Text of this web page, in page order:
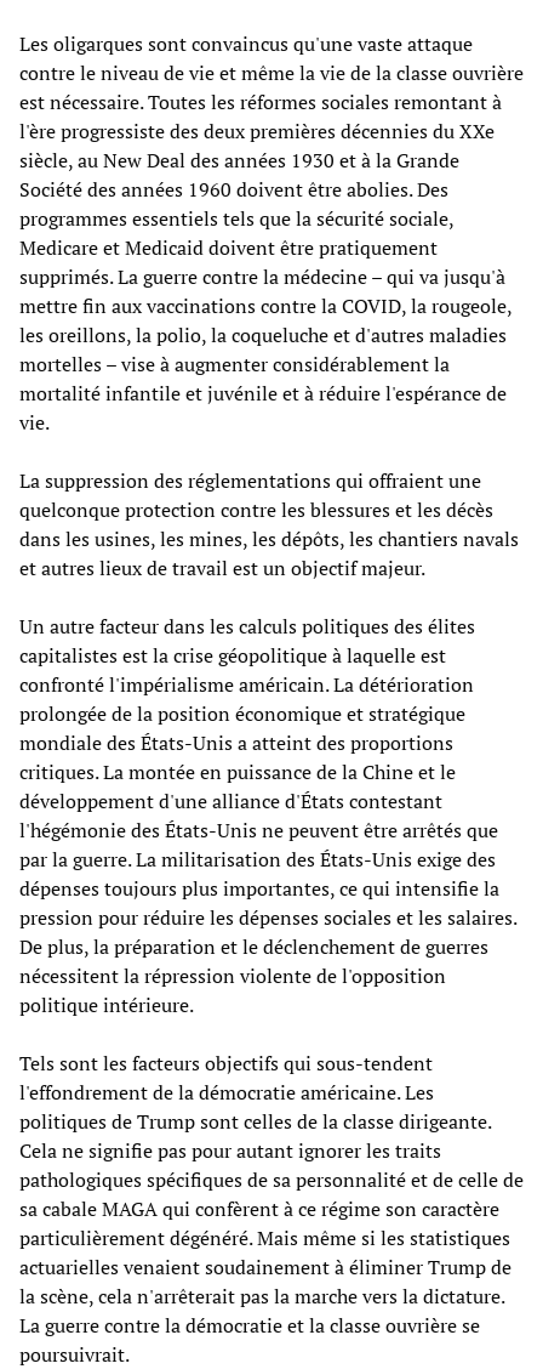
Les oligarques sont convaincus qu'une vaste attaque
contre le niveau de vie et même la vie de la classe ouvrière
est nécessaire. Toutes les réformes sociales remontant à
l'ère progressiste des deux premières décennies du XXe
siècle, au New Deal des années 1930 et à la Grande
Société des années 1960 doivent être abolies. Des
programmes essentiels tels que la sécurité sociale,
Medicare et Medicaid doivent être pratiquement
supprimés. La guerre contre la médecine – qui va jusqu'à
mettre fin aux vaccinations contre la COVID, la rougeole,
les oreillons, la polio, la coqueluche et d'autres maladies
mortelles – vise à augmenter considérablement la
mortalité infantile et juvénile et à réduire l'espérance de
vie.
La suppression des réglementations qui offraient une
quelconque protection contre les blessures et les décès
dans les usines, les mines, les dépôts, les chantiers navals
et autres lieux de travail est un objectif majeur.
Un autre facteur dans les calculs politiques des élites
capitalistes est la crise géopolitique à laquelle est
confronté l'impérialisme américain. La détérioration
prolongée de la position économique et stratégique
mondiale des États-Unis a atteint des proportions
critiques. La montée en puissance de la Chine et le
développement d'une alliance d'États contestant
l'hégémonie des États-Unis ne peuvent être arrêtés que
par la guerre. La militarisation des États-Unis exige des
dépenses toujours plus importantes, ce qui intensifie la
pression pour réduire les dépenses sociales et les salaires.
De plus, la préparation et le déclenchement de guerres
nécessitent la répression violente de l'opposition
politique intérieure.
Tels sont les facteurs objectifs qui sous-tendent
l'effondrement de la démocratie américaine. Les
politiques de Trump sont celles de la classe dirigeante.
Cela ne signifie pas pour autant ignorer les traits
pathologiques spécifiques de sa personnalité et de celle de
sa cabale MAGA qui confèrent à ce régime son caractère
particulièrement dégénéré. Mais même si les statistiques
actuarielles venaient soudainement à éliminer Trump de
la scène, cela n'arrêterait pas la marche vers la dictature.
La guerre contre la démocratie et la classe ouvrière se
poursuivrait.